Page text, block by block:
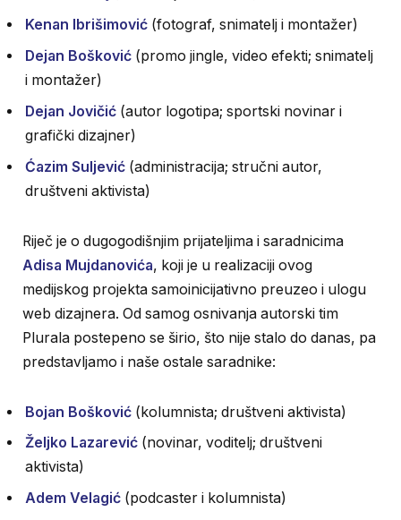
Kenan Ibrišimović (fotograf, snimatelj i montažer)
Dejan Bošković (promo jingle, video efekti; snimatelj
i montažer)
Dejan Jovičić (autor logotipa; sportski novinar i
grafički dizajner)
Ćazim Suljević (administracija; stručni autor,
društveni aktivista)
Riječ je o dugogodišnjim prijateljima i saradnicima
Adisa Mujdanovića, koji je u realizaciji ovog
medijskog projekta samoinicijativno preuzeo i ulogu
web dizajnera. Od samog osnivanja autorski tim
Plurala postepeno se širio, što nije stalo do danas, pa
predstavljamo i naše ostale saradnike:
Bojan Bošković (kolumnista; društveni aktivista)
Željko Lazarević (novinar, voditelj; društveni
aktivista)
Adem Velagić (podcaster i kolumnista)